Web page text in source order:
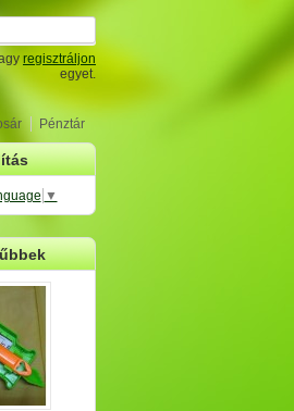
regisztráljon
egyet.
Pénztár
▼